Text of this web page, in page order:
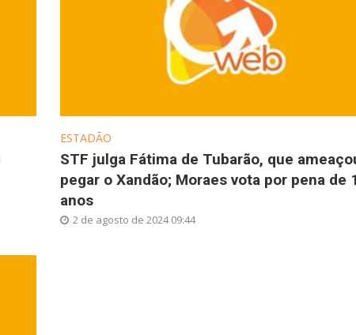
ESTADÃO
STF julga Fátima de Tubarão, que
pegar o Xandão; Moraes vota por pena de
anos
2 de agosto de 2024 09:44